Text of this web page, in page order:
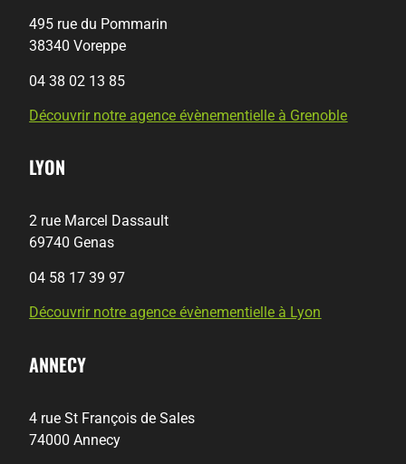
495 rue du Pommarin
38340 Voreppe
04 38 02 13 85
Découvrir notre agence évènementielle à Grenoble
LYON
2 rue Marcel Dassault
69740 Genas
04 58 17 39 97
Découvrir notre agence évènementielle à Lyon
ANNECY
4 rue St François de Sales
74000 Annecy